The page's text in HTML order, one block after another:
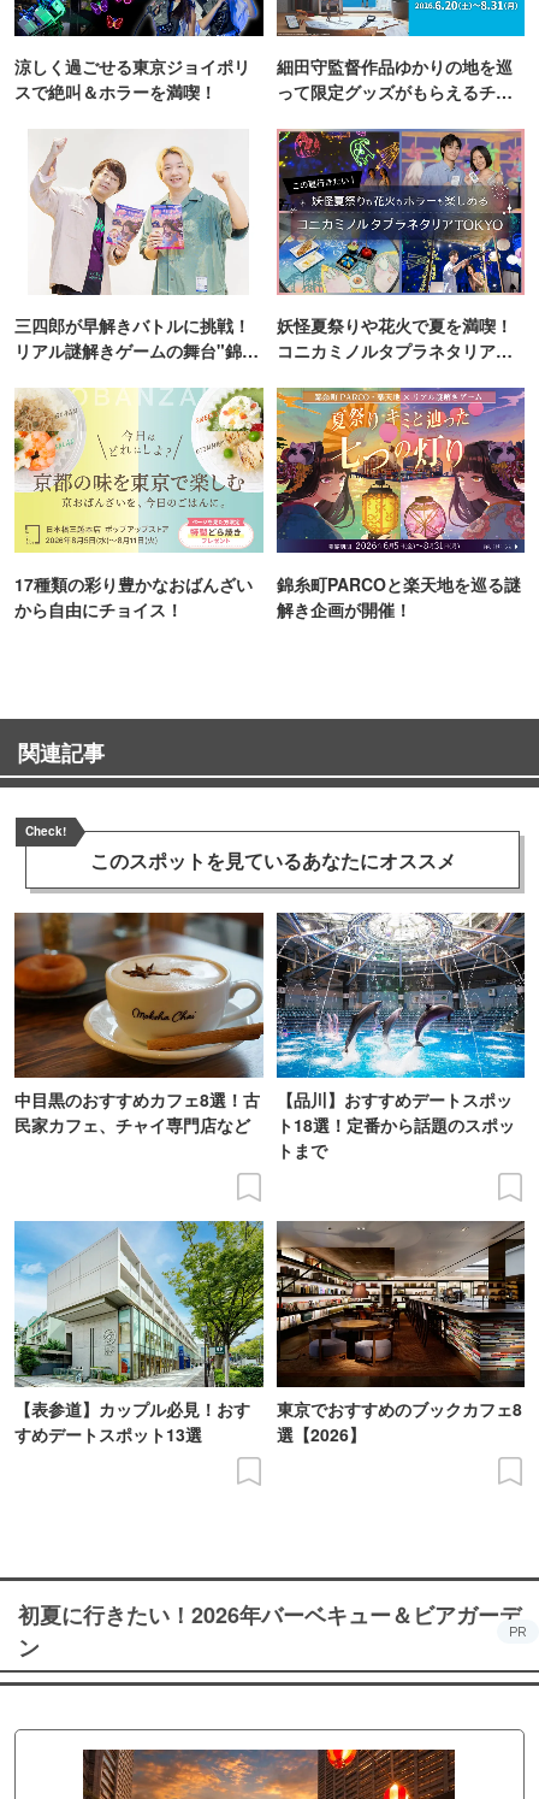
涼しく過ごせる東京ジョイポリ
スで絶叫＆ホラーを満喫！
細田守監督作品ゆかりの地を巡
って限定グッズがもらえるチャ
三四郎が早解きバトルに挑戦！
リアル謎解きゲームの舞台"錦糸
妖怪夏祭りや花火で夏を満喫！
コニカミノルタプラネタリア
17種類の彩り豊かなおばんざい
から自由にチョイス！
錦糸町PARCOと楽天地を巡る謎
解き企画が開催！
関連記事
Check!
このスポットを見ているあなたにオススメ
中目黒のおすすめカフェ8選！古
民家カフェ、チャイ専門店など
【品川】おすすめデートスポッ
ト18選！定番から話題のスポッ
トまで
【表参道】カップル必見！おす
すめデートスポット13選
東京でおすすめのブックカフェ8
選【2026】
初夏に行きたい！2026年バーベキュー＆ビアガーデ
ン
PR